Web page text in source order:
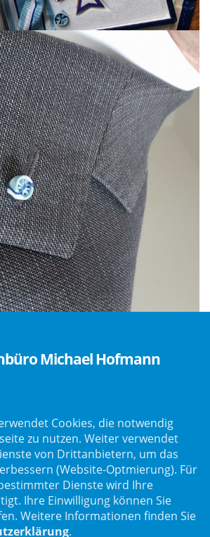
Michael Hofmann
Cookies, die notwendig
zu nutzen. Weiter verwendet
von Drittanbietern, um das
(Website-Optmierung). Für
Dienste wird Ihre
Ihre Einwilligung können Sie
Weitere Informationen finden Sie
.